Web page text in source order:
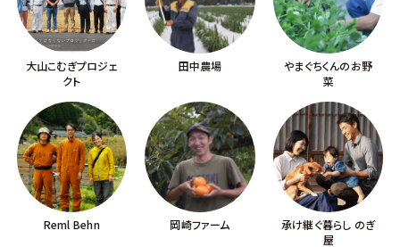
大山こむぎプロジェ
クト
田中農場
やまぐちくんのお野
菜
Reml Behn 岡崎ファーム
承け継ぐ暮らし のぎ
屋